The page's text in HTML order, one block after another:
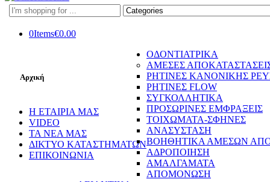
Search
here
0Items€0.00
Αρχική
Η ΕΤΑΙΡΙΑ ΜΑΣ
VIDEO
ΤΑ ΝΕΑ ΜΑΣ
ΔΙΚΤΥΟ ΚΑΤΑΣΤΗΜΑΤΩΝ
ΕΠΙΚΟΙΝΩΝΙΑ
ΟΔΟΝΤΙΑΤΡΙΚΑ
ΑΜΕΣΕΣ
ΡΗΤΙΝΕΣ ΚΑΝΟΝΙΚΗΣ
ΡΗΤΙΝΕΣ FLOW
ΣΥΓΚΟΛΛΗΤΙΚΑ
ΠΡΟΣΩΡΙΝΕΣ ΕΜΦΡΑΞΕΙΣ
ΤΟΙΧΩΜΑΤΑ-ΣΦΗΝΕΣ
ΑΝΑΣΥΣΤΑΣΗ
ΒΟΗΘΗΤΙΚΑ ΑΜΕΣΩΝ
ΑΔΡΟΠΟΙΗΣΗ
ΑΜΑΛΓΑΜΑΤΑ
ΑΠΟΜΟΝΩΣΗ